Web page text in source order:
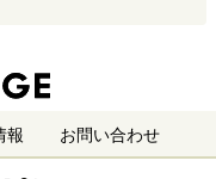
報 お問い合わせ